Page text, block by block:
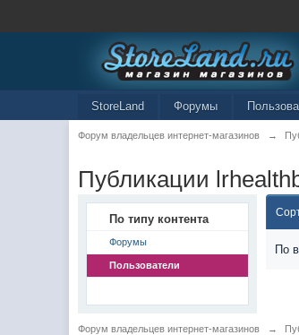
StoreLand Форумы
Форум владельцев интернет-магазинов →
Публикации
По типу контента
Форумы
Пользователи
По
Форум владельцев интернет-магазинов →